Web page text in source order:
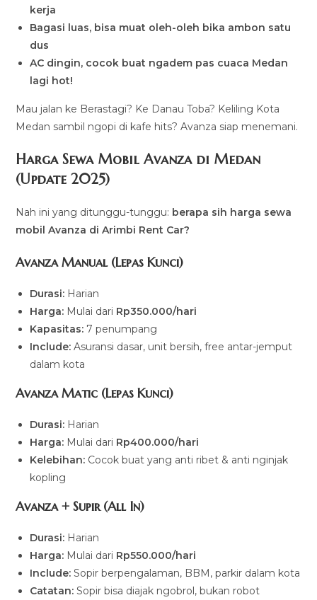
kerja
Bagasi luas, bisa muat oleh-oleh bika ambon satu
dus
AC dingin, cocok buat ngadem pas cuaca Medan
lagi hot!
Mau jalan ke Berastagi? Ke Danau Toba? Keliling Kota
Medan sambil ngopi di kafe hits? Avanza siap menemani.
Harga Sewa Mobil Avanza di Medan
(Update 2025)
Nah ini yang ditunggu-tunggu: berapa sih harga sewa
mobil Avanza di Arimbi Rent Car?
Avanza Manual (Lepas Kunci)
Durasi: Harian
Harga: Mulai dari Rp350.000/hari
Kapasitas: 7 penumpang
Include: Asuransi dasar, unit bersih, free antar-jemput
dalam kota
Avanza Matic (Lepas Kunci)
Durasi: Harian
Harga: Mulai dari Rp400.000/hari
Kelebihan: Cocok buat yang anti ribet & anti nginjak
kopling
Avanza + Supir (All In)
Durasi: Harian
Harga: Mulai dari Rp550.000/hari
Include: Sopir berpengalaman, BBM, parkir dalam kota
Catatan: Sopir bisa diajak ngobrol, bukan robot